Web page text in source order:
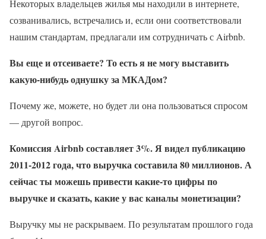
Некоторых владельцев жилья мы находили в интернете,
созванивались, встречались и, если они соответствовали
нашим стандартам, предлагали им сотрудничать с Airbnb.
Вы еще и отсеиваете? То есть я не могу выставить
какую-нибудь однушку за МКАДом?
Почему же, можете, но будет ли она пользоваться спросом
— другой вопрос.
Комиссия Airbnb составляет 3%. Я видел публикацию
2011-2012 года, что выручка составила 80 миллионов. А
сейчас ты можешь привести какие-то цифры по
выручке и сказать, какие у вас каналы монетизации?
Выручку мы не раскрываем. По результатам прошлого года